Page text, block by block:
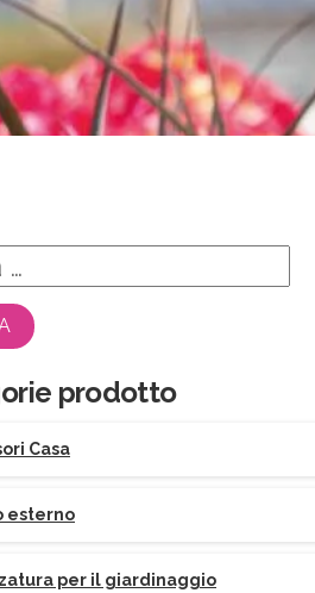
prodotto
Casa
esterno
per il giardinaggio